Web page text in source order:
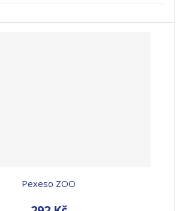
Pexeso ZOO